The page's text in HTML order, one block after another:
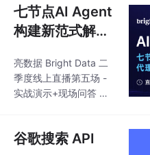
美礼品一份！
七节点AI Agent
构建新范式解
亮数据 Bright Data 二
季度线上直播第五场 -
实战演示+现场问答 扫
与问答还有机会获得亮
谷歌搜索 API